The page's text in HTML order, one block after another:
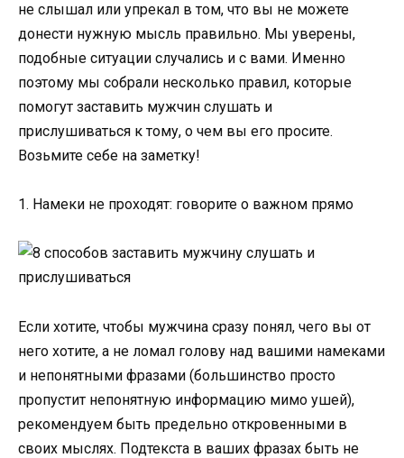
не слышал или упрекал в том, что вы не можете
донести нужную мысль правильно. Мы уверены,
подобные ситуации случались и с вами. Именно
поэтому мы собрали несколько правил, которые
помогут заставить мужчин слушать и
прислушиваться к тому, о чем вы его просите.
Возьмите себе на заметку!
1. Намеки не проходят: говорите о важном прямо
Если хотите, чтобы мужчина сразу понял, чего вы от
него хотите, а не ломал голову над вашими намеками
и непонятными фразами (большинство просто
пропустит непонятную информацию мимо ушей),
рекомендуем быть предельно откровенными в
своих мыслях. Подтекста в ваших фразах быть не